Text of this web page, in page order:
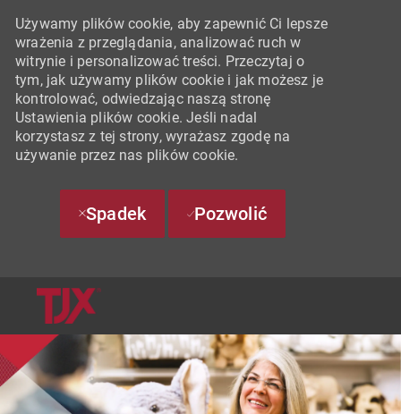
Używamy plików cookie, aby zapewnić Ci lepsze
wrażenia z przeglądania, analizować ruch w
witrynie i personalizować treści. Przeczytaj o
tym, jak używamy plików cookie i jak możesz je
kontrolować, odwiedzając naszą stronę
Ustawienia plików cookie. Jeśli nadal
korzystasz z tej strony, wyrażasz zgodę na
używanie przez nas plików cookie.
Spadek Pozwolić